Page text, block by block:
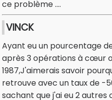
ce problème ....
VINCK
Ayant eu un pourcentage
après 3 opérations à cœur
1987,J'aimerais savoir
retrouve avec un taux de -
sachant que j'ai eu 2 autres